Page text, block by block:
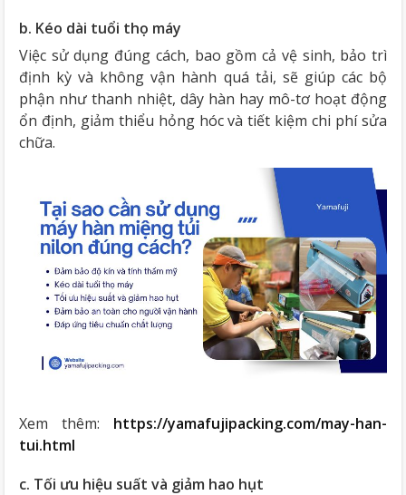
b. Kéo dài tuổi thọ máy
Việc sử dụng đúng cách, bao gồm cả vệ sinh, bảo trì
định kỳ và không vận hành quá tải, sẽ giúp các bộ
phận như thanh nhiệt, dây hàn hay mô-tơ hoạt động
ổn định, giảm thiểu hỏng hóc và tiết kiệm chi phí sửa
chữa.
Xem thêm: https://yamafujipacking.com/may-han-
tui.html
c. Tối ưu hiệu suất và giảm hao hụt